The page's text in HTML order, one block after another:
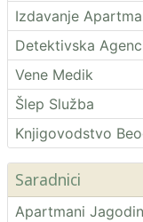
Izdavanje
Detektivska
Vene Medik
Šlep Služba
Knjigovodstvo
Saradnici
Apartmani